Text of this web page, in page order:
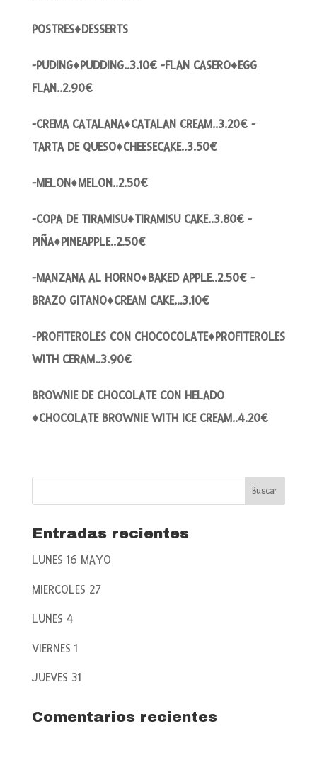
POSTRES♦DESSERTS
-PUDING♦PUDDING..3.10€ -FLAN CASERO♦EGG
FLAN..2.90€
-CREMA CATALANA♦CATALAN CREAM..3.20€ -
TARTA DE QUESO♦CHEESECAKE..3.50€
-MELON♦MELON..2.50€
-COPA DE TIRAMISU♦TIRAMISU CAKE..3.80€ -
PIÑA♦PINEAPPLE..2.50€
-MANZANA AL HORNO♦BAKED APPLE..2.50€ -
BRAZO GITANO♦CREAM CAKE…3.10€
-PROFITEROLES CON CHOCOCOLATE♦PROFITEROLES
WITH CERAM..3.90€
BROWNIE DE CHOCOLATE CON HELADO
♦CHOCOLATE BROWNIE WITH ICE CREAM..4.20€
Entradas recientes
LUNES 16 MAYO
MIERCOLES 27
LUNES 4
VIERNES 1
JUEVES 31
Comentarios recientes